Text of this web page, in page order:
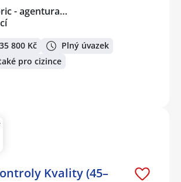
- agentura…
800 Kč
Plný úvazek
pro cizince
Kvality (45–